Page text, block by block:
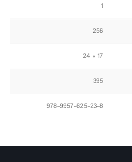
1
256
17 × 24
395
978-9957-625-23-8